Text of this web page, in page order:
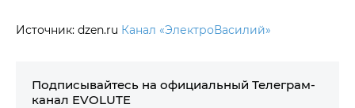
Источник: dzen.ru Канал «ЭлектроВасилий»
Подписывайтесь на официальный Телеграм-
канал EVOLUTE